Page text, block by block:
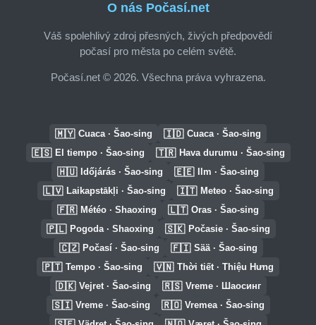
O nás Počasí.net
Váš spolehlivý zdroj přesných, živých předpovědí
počasí pro města po celém světě.
Počasí.net © 2026. Všechna práva vyhrazena.
🇲🇾 Cuaca · Šao-sing 🇮🇩 Cuaca · Šao-sing
🇪🇸 El tiempo · Šao-sing 🇹🇷 Hava durumu · Šao-sing
🇭🇺 Időjárás · Šao-sing 🇪🇪 Ilm · Šao-sing
🇱🇻 Laikapstākļi · Šao-sing 🇮🇹 Meteo · Šao-sing
🇫🇷 Météo · Shaoxing 🇱🇹 Oras · Šao-sing
🇵🇱 Pogoda · Shaoxing 🇸🇰 Počasie · Šao-sing
🇨🇿 Počasí · Šao-sing 🇫🇮 Sää · Šao-sing
🇵🇹 Tempo · Šao-sing 🇻🇳 Thời tiết · Thiệu Hưng
🇩🇰 Vejret · Šao-sing 🇷🇸 Vreme · Шаосинг
🇸🇮 Vreme · Šao-sing 🇷🇴 Vremea · Šao-sing